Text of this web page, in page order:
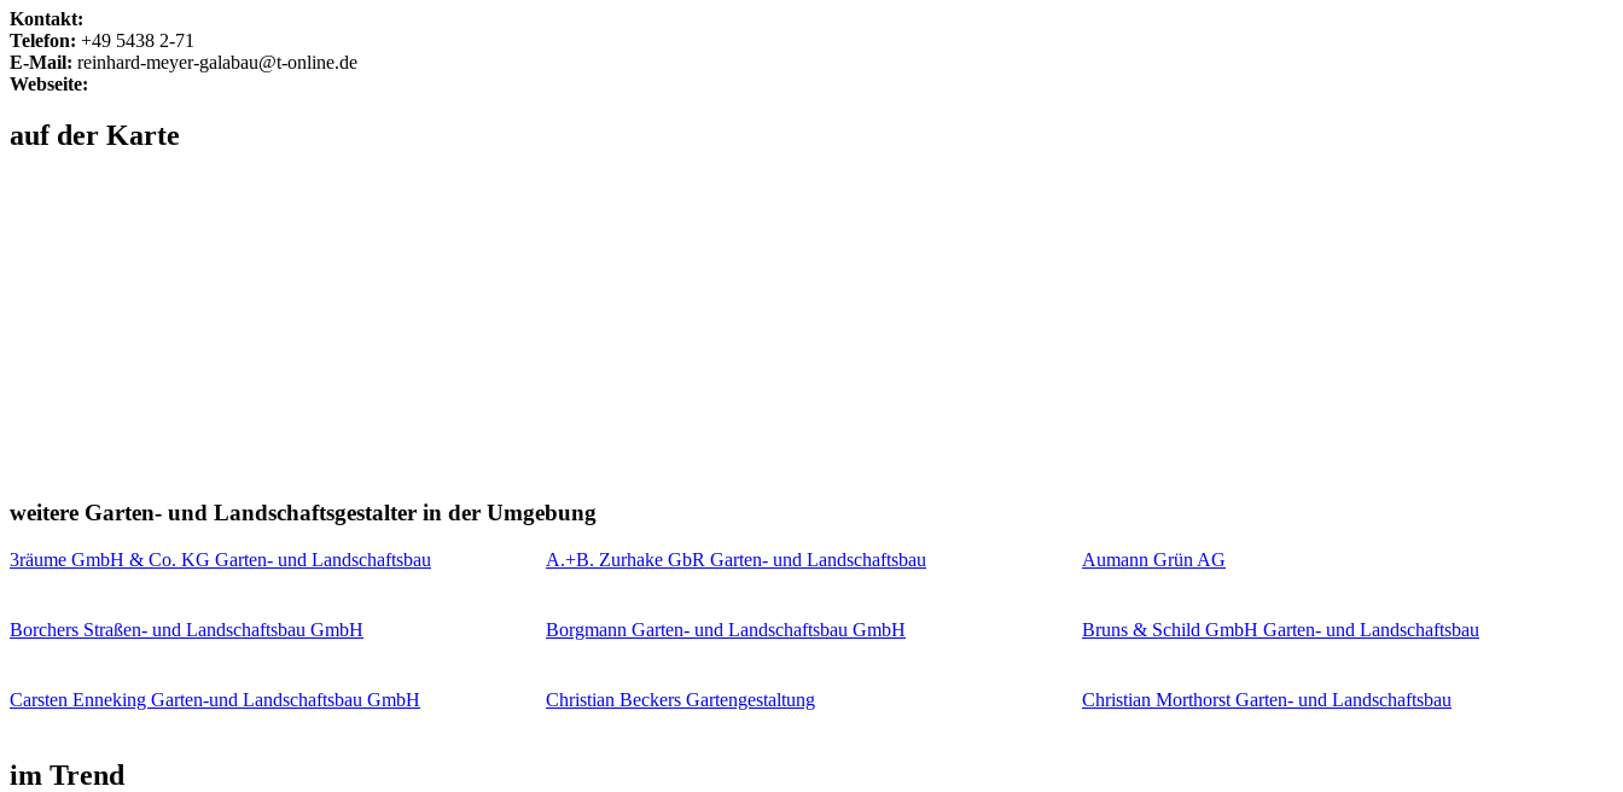
Kontakt:
Telefon: +49 5438 2-71
E-Mail: reinhard-meyer-galabau@t-online.de
Webseite:
auf der Karte
weitere Garten- und Landschaftsgestalter in der Umgebung
3räume GmbH & Co. KG Garten- und Landschaftsbau A.+B. Zurhake GbR Garten- und Landschaftsbau Aumann Grün AG
Borchers Straßen- und Landschaftsbau GmbH Borgmann Garten- und Landschaftsbau GmbH Bruns & Schild GmbH Garten- und Landschaftsbau
Carsten Enneking Garten-und Landschaftsbau GmbH Christian Beckers Gartengestaltung Christian Morthorst Garten- und Landschaftsbau
im Trend